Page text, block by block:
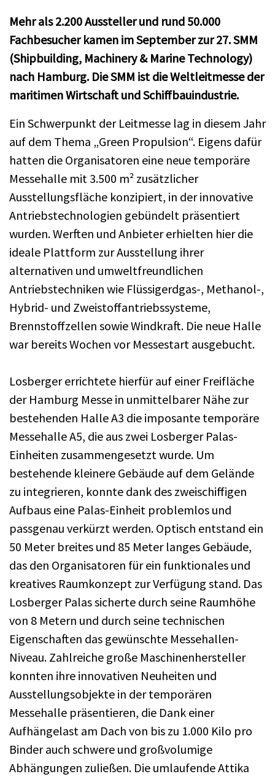
Mehr als 2.200 Aussteller und rund 50.000
Fachbesucher kamen im September zur 27. SMM
(Shipbuilding, Machinery & Marine Technology)
nach Hamburg. Die SMM ist die Weltleitmesse der
maritimen Wirtschaft und Schiffbauindustrie.
Ein Schwerpunkt der Leitmesse lag in diesem Jahr
auf dem Thema „Green Propulsion“. Eigens dafür
hatten die Organisatoren eine neue temporäre
Messehalle mit 3.500 m² zusätzlicher
Ausstellungsfläche konzipiert, in der innovative
Antriebstechnologien gebündelt präsentiert
wurden. Werften und Anbieter erhielten hier die
ideale Plattform zur Ausstellung ihrer
alternativen und umweltfreundlichen
Antriebstechniken wie Flüssigerdgas-, Methanol-,
Hybrid- und Zweistoffantriebssysteme,
Brennstoffzellen sowie Windkraft. Die neue Halle
war bereits Wochen vor Messestart ausgebucht.
Losberger errichtete hierfür auf einer Freifläche
der Hamburg Messe in unmittelbarer Nähe zur
bestehenden Halle A3 die imposante temporäre
Messehalle A5, die aus zwei Losberger Palas-
Einheiten zusammengesetzt wurde. Um
bestehende kleinere Gebäude auf dem Gelände
zu integrieren, konnte dank des zweischiffigen
Aufbaus eine Palas-Einheit problemlos und
passgenau verkürzt werden. Optisch entstand ein
50 Meter breites und 85 Meter langes Gebäude,
das den Organisatoren für ein funktionales und
kreatives Raumkonzept zur Verfügung stand. Das
Losberger Palas sicherte durch seine Raumhöhe
von 8 Metern und durch seine technischen
Eigenschaften das gewünschte Messehallen-
Niveau. Zahlreiche große Maschinenhersteller
konnten ihre innovativen Neuheiten und
Ausstellungsobjekte in der temporären
Messehalle präsentieren, die Dank einer
Aufhängelast am Dach von bis zu 1.000 Kilo pro
Binder auch schwere und großvolumige
Abhängungen zuließen. Die umlaufende Attika